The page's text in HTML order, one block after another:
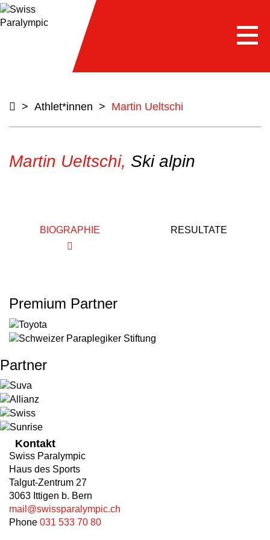
> Athlet*innen > Martin Ueltschi
Martin Ueltschi, Ski alpin
BIOGRAPHIE RESULTATE
Premium Partner
Partner
Kontakt
Swiss Paralympic
Haus des Sports
Talgut-Zentrum 27
3063 Ittigen b. Bern
mail@swissparalympic.ch
Phone 031 533 70 80